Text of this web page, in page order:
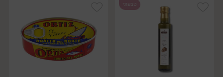
טבעוני